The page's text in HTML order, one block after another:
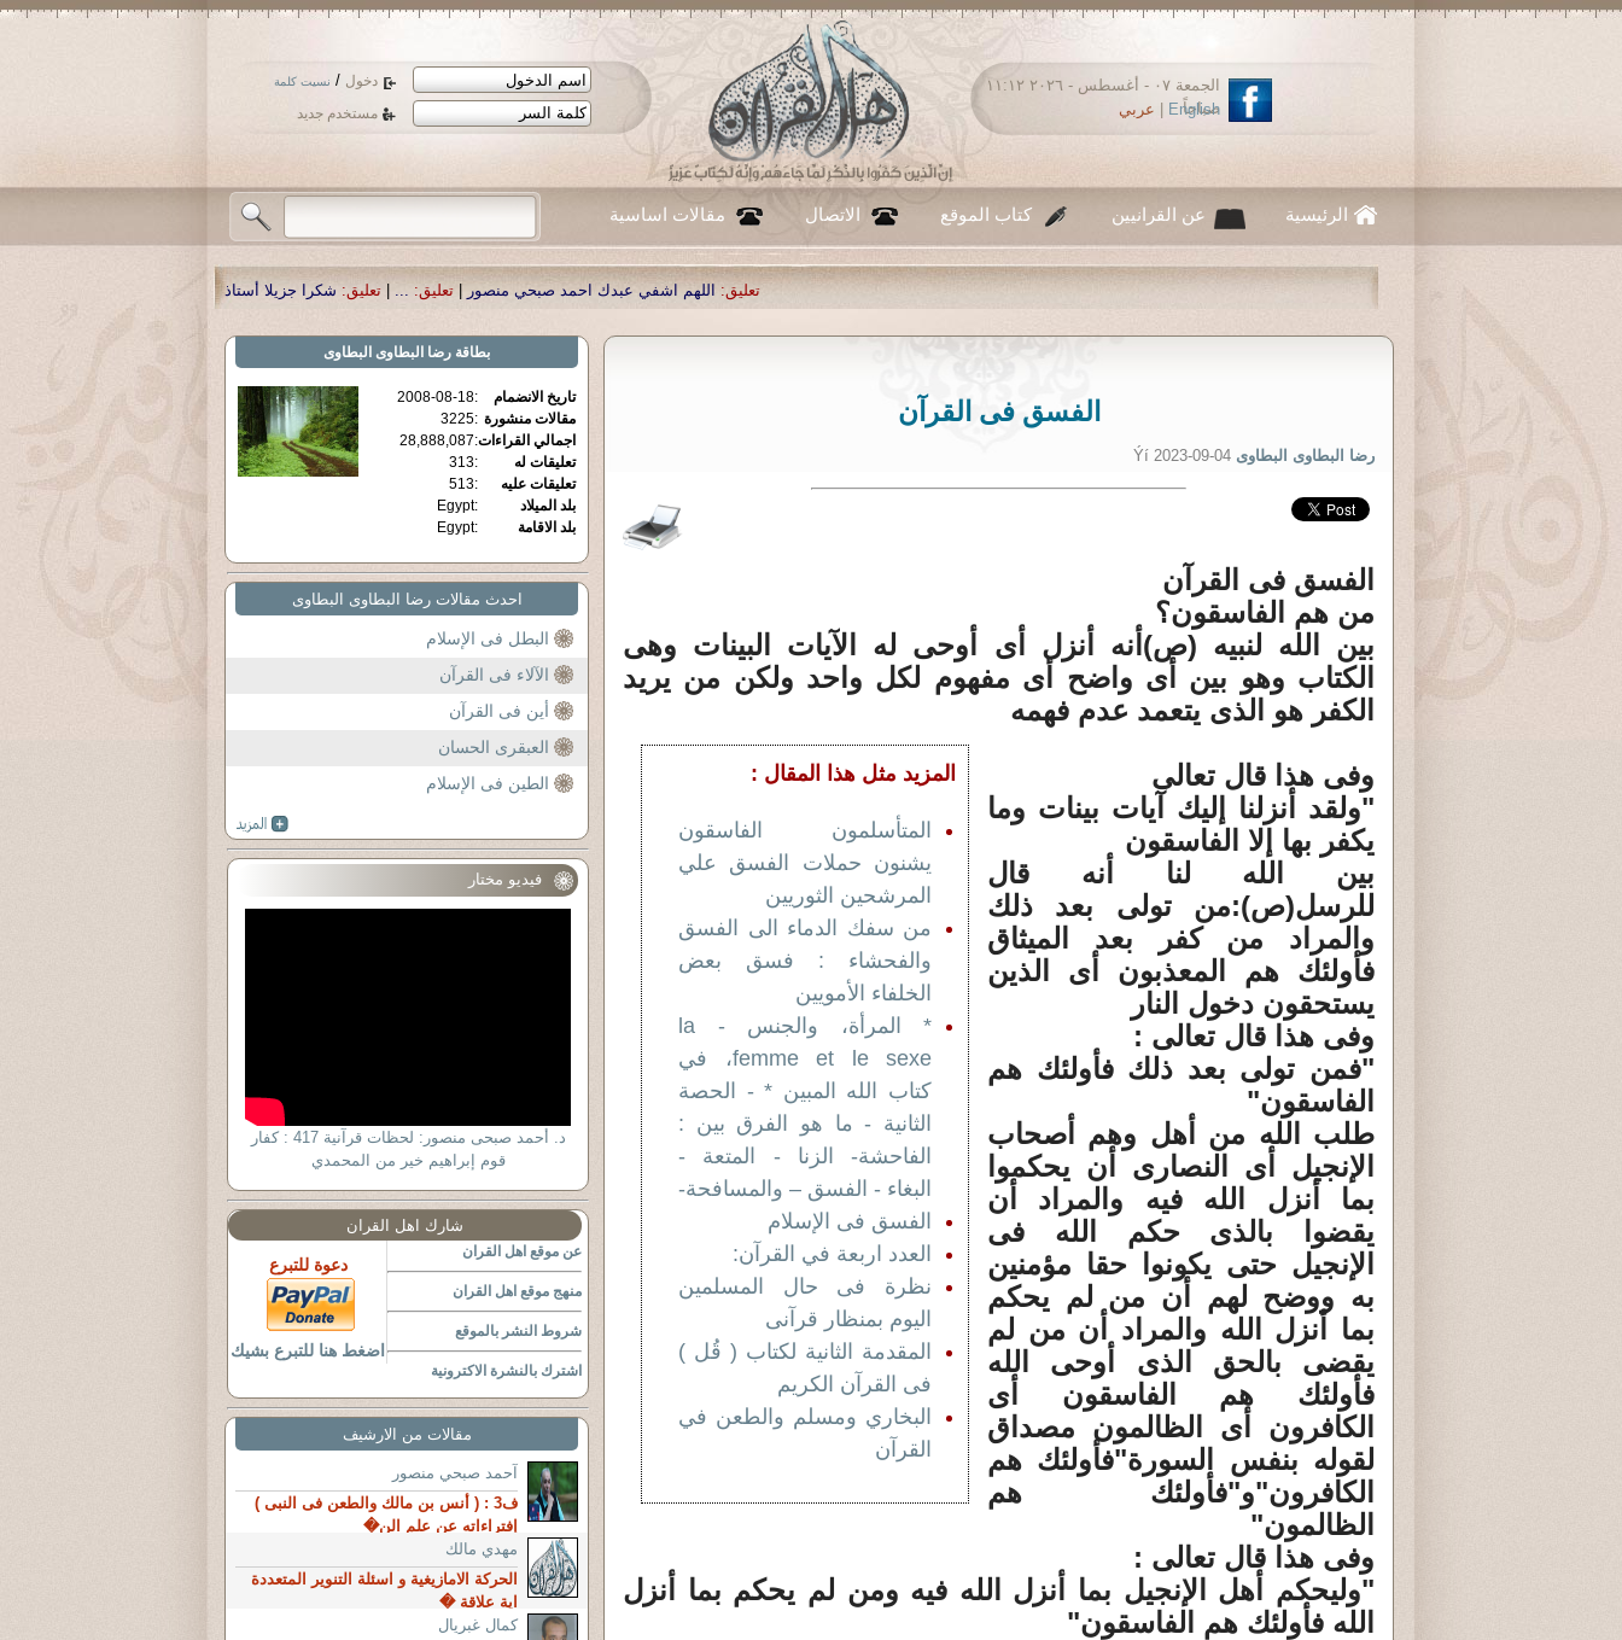
دخول / نسيت كلمة
مستخدم جديد
الجمعة ٠٧ - أغسطس - ٢٠٢٦ ١١:١٢
صباحاً
English عربي
الرئيسية عن القرانيين كتاب الموقع الاتصال مقالات اساسية
اللهم اشفي عبدك احمد صبحي منصور|تعليق: ... تعليق: شكرا جزيلا أستاذ حمد الحمد .أكرمكم الله .|تعليق:
الفسق فى القرآن
رضا البطاوى البطاوى Ýí 2023-09-04
الفسق فى القرآن
من هم الفاسقون؟
بين الله لنبيه (ص)أنه أنزل أى أوحى له الآيات البينات وهى
الكتاب وهو بين أى واضح أى مفهوم لكل واحد ولكن من يريد
الكفر هو الذى يتعمد عدم فهمه
المزيد مثل هذا المقال :
المتأسلمون الفاسقون
يشنون حملات الفسق علي
المرشحين الثوريين
من سفك الدماء الى الفسق
والفحشاء : فسق بعض
الخلفاء الأمويين
* المرأة، والجنس - la
femme et le sexe، في
كتاب الله المبين * - الحصة
الثانية - ما هو الفرق بين :
الفاحشة- الزنا - المتعة -
البغاء - الفسق – والمسافحة-
الفسق فى الإسلام
العدد اربعة في القرآن:
نظرة فى حال المسلمين
اليوم بمنظار قرآنى
المقدمة الثانية لكتاب ( قُل )
فى القرآن الكريم
البخاري ومسلم والطعن في
القرآن
وفى هذا قال تعالى
"ولقد أنزلنا إليك آيات بينات وما
يكفر بها إلا الفاسقون
بين الله لنا أنه قال
للرسل(ص):من تولى بعد ذلك
والمراد من كفر بعد الميثاق
فأولئك هم المعذبون أى الذين
يستحقون دخول النار
وفى هذا قال تعالى :
"فمن تولى بعد ذلك فأولئك هم
الفاسقون"
طلب الله من أهل وهم أصحاب
الإنجيل أى النصارى أن يحكموا
بما أنزل الله فيه والمراد أن
يقضوا بالذى حكم الله فى
الإنجيل حتى يكونوا حقا مؤمنين
به ووضح لهم أن من لم يحكم
بما أنزل الله والمراد أن من لم
يقضى بالحق الذى أوحى الله
فأولئك هم الفاسقون أى
الكافرون أى الظالمون مصداق
لقوله بنفس السورة"فأولئك هم
الكافرون"و"فأولئك هم
الظالمون"
وفى هذا قال تعالى :
"وليحكم أهل الإنجيل بما أنزل الله فيه ومن لم يحكم بما أنزل
الله فأولئك هم الفاسقون"
بطاقة رضا البطاوى البطاوى
تاريخ الانضمام :
2008-08-18
مقالات منشورة :
3225
اجمالي القراءات:
28,888,087
تعليقات له
:
313
تعليقات عليه
:
513
بلد الميلاد
:
Egypt
بلد الاقامة
:
Egypt
احدث مقالات رضا البطاوى البطاوى
البطل فى الإسلام
الآلاء فى القرآن
أين فى القرآن
العبقرى الحسان
الطين فى الإسلام
فيديو مختار
د. أحمد صبحى منصور: لحظات قرآنية 417 : كفار
قوم إبراهيم خير من المحمدي
شارك اهل القران
عن موقع اهل القران
منهج موقع اهل القران
شروط النشر بالموقع
اشترك بالنشرة الاكترونية
دعوة للتبرع
اضغط هنا للتبرع بشيك
مقالات من الارشيف
آحمد صبحي منصور
ف3 : ( أنس بن مالك والطعن فى النبى )
إفتراءاته عن علم الن�
مهدي مالك
الحركة الامازيغية و اسئلة التنوير المتعددة
اية علاقة �
كمال غبريال